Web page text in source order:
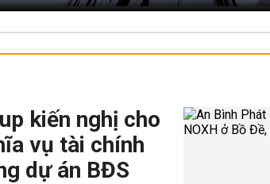
kiến nghị cho
vụ tài chính
dự án BĐS